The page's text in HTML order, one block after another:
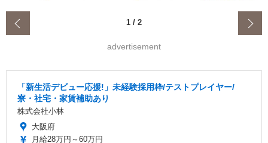
1 / 2
advertisement
「新生活デビュー応援!」未経験採用枠/テストプレイヤー/
寮・社宅・家賃補助あり
株式会社小林
大阪府
月給28万円～60万円